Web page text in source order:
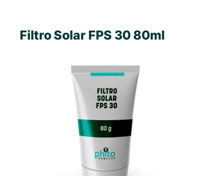
Filtro Solar FPS 30 80ml